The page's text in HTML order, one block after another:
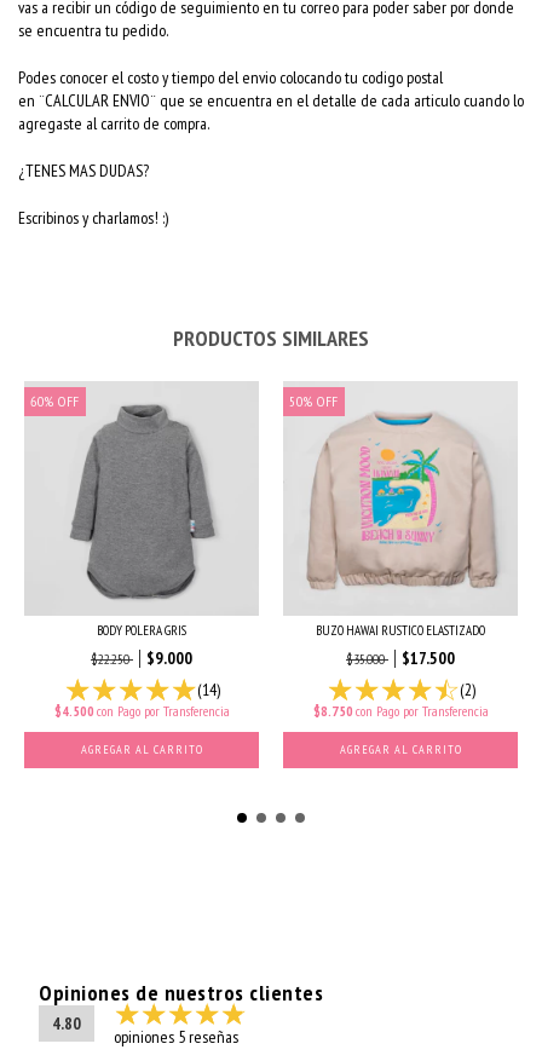
vas a recibir un código de seguimiento en tu correo para poder saber por donde
se encuentra tu pedido.
Podes conocer el costo y tiempo del envio colocando tu codigo postal
en ¨CALCULAR ENVIO¨ que se encuentra en el detalle de cada articulo cuando lo
agregaste al carrito de compra.
¿TENES MAS DUDAS?
Escribinos y charlamos! :)
PRODUCTOS SIMILARES
60% OFF
BODY POLERA GRIS
$22.250
$9.000
(14)
$4.500 con Pago por Transferencia
AGREGAR AL CARRITO
50% OFF
BUZO HAWAI RUSTICO ELASTIZADO
$35.000
$17.500
(2)
$8.750 con Pago por Transferencia
AGREGAR AL CARRITO
Opiniones de nuestros clientes
4.80
opiniones 5 reseñas